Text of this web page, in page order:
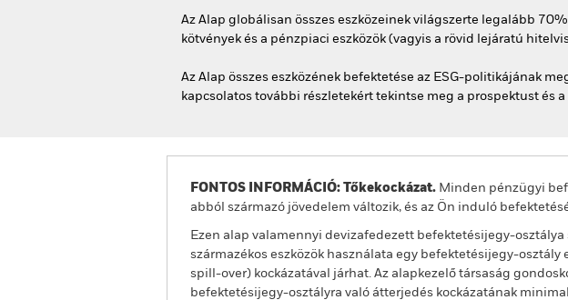
Az Alap globálisan összes eszközeinek világszerte legalább
kötvények és a pénzpiaci eszközök (vagyis a rövid lejáratú
Az Alap összes eszközének befektetése az ESG-politikájának
kapcsolatos további részletekért tekintse meg a prospektust és
FONTOS INFORMÁCIÓ: Tőkekockázat. Minden pénzügyi
abból származó jövedelem változik, és az Ön induló
Ezen alap valamennyi devizafedezett befektetésijegy-osztálya
származékos eszközök használata egy befektetésijegy-
spill-over) kockázatával járhat. Az alapkezelő társaság
befektetésijegy-osztályra való átterjedés kockázatának